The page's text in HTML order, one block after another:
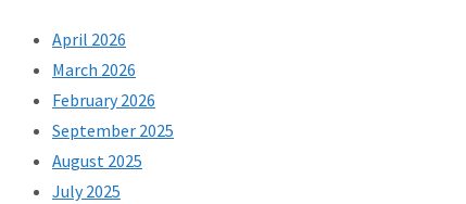
April 2026
March 2026
February 2026
September 2025
August 2025
July 2025